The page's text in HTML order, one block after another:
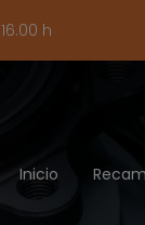
h
Inicio